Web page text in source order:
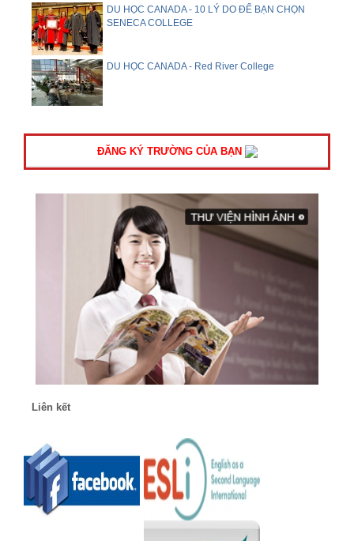
DU HỌC CANADA - 10 LÝ DO ĐỂ BẠN CHỌN
SENECA COLLEGE
DU HỌC CANADA - Red River College
ĐĂNG KÝ TRƯỜNG CỦA BẠN
Liên kết